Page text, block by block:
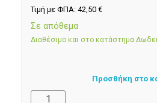
Τιμή με ΦΠΑ: 42,50 €
Σε απόθεμα
Διαθέσιμο και στο κατάστημα
Προσθήκη στο